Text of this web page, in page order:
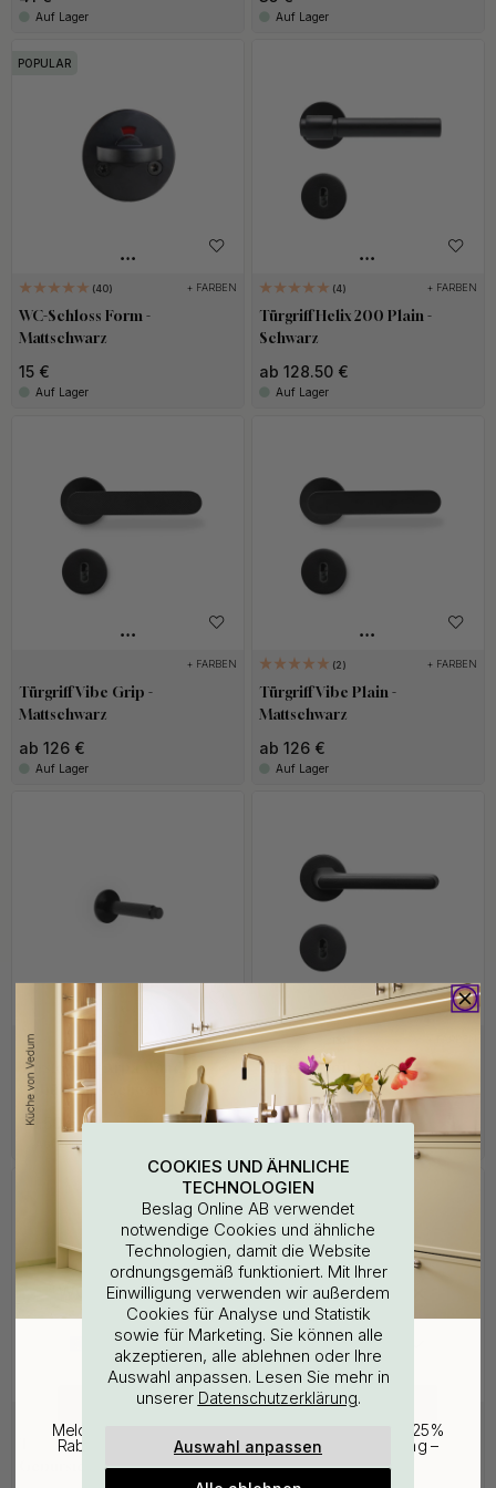
Auf Lager Auf Lager
POPULAR
40 + FARBEN
WC-Schloss Form -
Mattschwarz
15 €
Auf Lager
4 + FARBEN
Türgriff Helix 200 Plain -
Schwarz
ab 128.50 €
Auf Lager
+ FARBEN
Türgriff Vibe Grip -
Mattschwarz
ab 126 €
Auf Lager
2 + FARBEN
Türgriff Vibe Plain -
Mattschwarz
ab 126 €
Auf Lager
1 + FARBEN
Türstopper Arpa Wand -
Gebürstetes Schwarz
39.50 €
Auf Lager
Türgriff Tavira - Schwarz
ab 128.50 €
Türstopper Arpa Golv -
Gebürstetes Schwarz
Türgriff Riff Plain -
Mattschwarz
COOKIES UND ÄHNLICHE
TECHNOLOGIEN
Beslag Online AB verwendet
notwendige Cookies und ähnliche
Technologien, damit die Website
ordnungsgemäß funktioniert. Mit Ihrer
Einwilligung verwenden wir außerdem
Cookies für Analyse und Statistik
sowie für Marketing. Sie können alle
akzeptieren, alle ablehnen oder Ihre
Auswahl anpassen. Lesen Sie mehr in
unserer Datenschutzerklärung.
Auswahl anpassen
WOULD YOU RATHER VISIT?
EU
CHANGE COUNTRY
25% Rabatt auf deinen
günstigsten Artikel
Melde dich für unseren Newsletter an und erhalte 25%
Rabatt auf den günstigsten Artikel deiner Bestellung –
plus Inspiration und exklusive Angebote.